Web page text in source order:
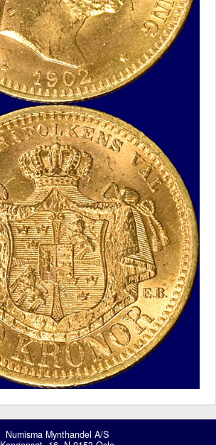
Numisma Mynthandel A/S